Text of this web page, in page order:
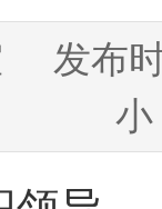
发布
小